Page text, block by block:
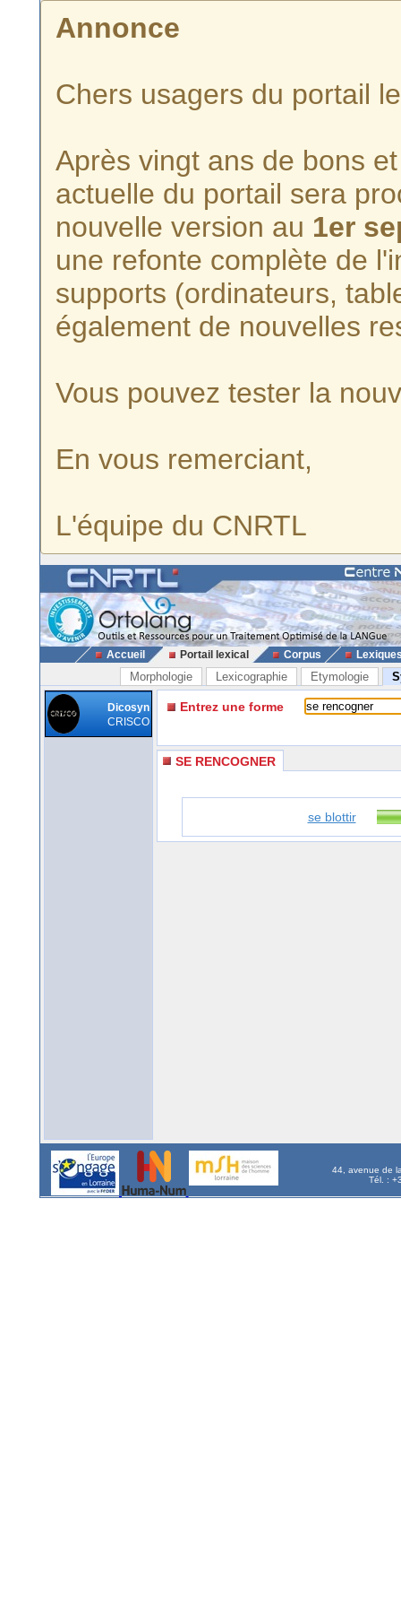
Annonce
Chers usagers du portail
Après vingt ans de bons
actuelle du portail sera
nouvelle version au 1er
une refonte complète de
supports (ordinateurs,
également de nouvelles
Vous pouvez tester la
En vous remerciant,
L'équipe du CNRTL
Accueil Portail lexical Corpus
Morphologie Lexicographie Etymologie
Dicosyn
CRISCO
Entrez une forme
SE RENCOGNER
se blottir
44, avenue de
Tél. :